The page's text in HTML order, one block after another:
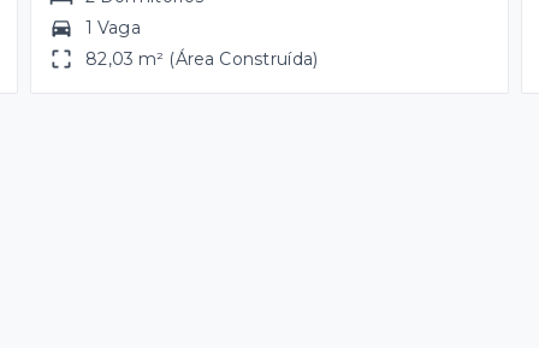
1 Vaga
82,03 m² (Área Construída)